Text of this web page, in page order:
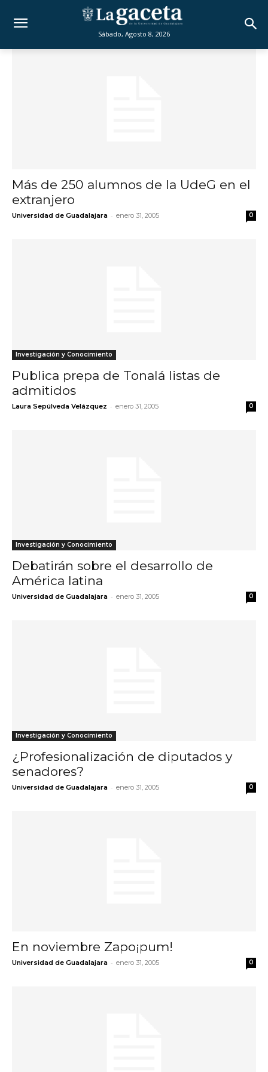
Sábado, Agosto 8, 2026
Más de 250 alumnos de la UdeG en el
extranjero
Universidad de Guadalajara - enero 31, 2005 0
Investigación y Conocimiento
Publica prepa de Tonalá listas de
admitidos
Laura Sepúlveda Velázquez - enero 31, 2005 0
Investigación y Conocimiento
Debatirán sobre el desarrollo de
América latina
Universidad de Guadalajara - enero 31, 2005 0
Investigación y Conocimiento
¿Profesionalización de diputados y
senadores?
Universidad de Guadalajara - enero 31, 2005 0
En noviembre Zapo¡pum!
Universidad de Guadalajara - enero 31, 2005 0